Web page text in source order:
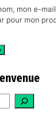
mon e-
pour mon